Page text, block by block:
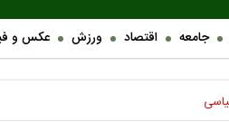
جامعه اقتصاد ورزش عکس و